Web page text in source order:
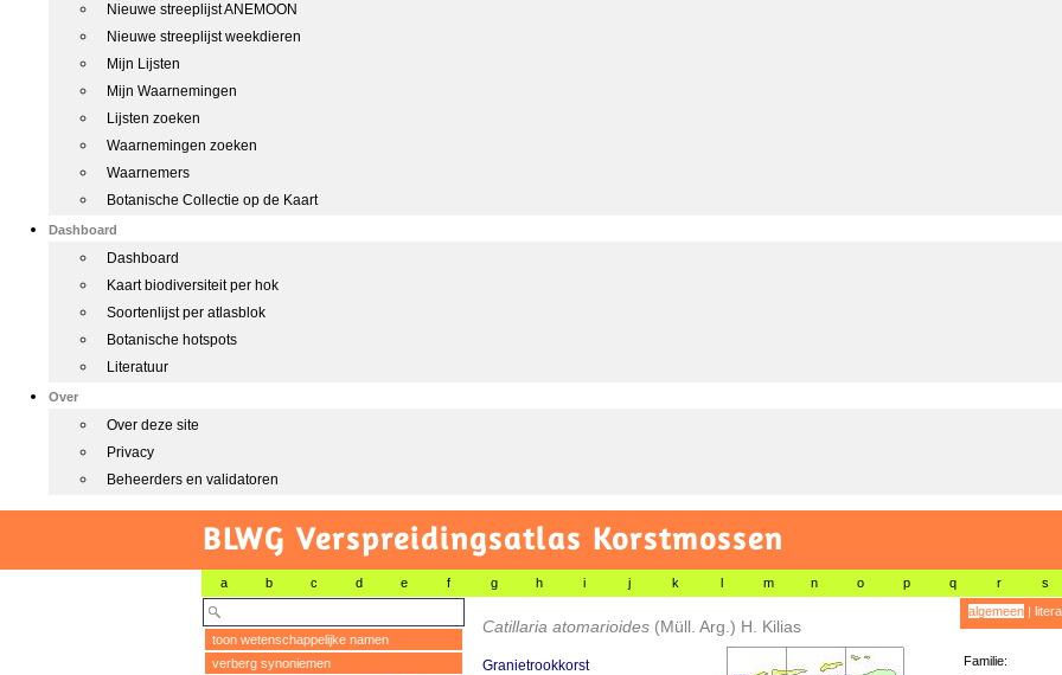
Nieuwe streeplijst ANEMOON
Nieuwe streeplijst weekdieren
Mijn Lijsten
Mijn Waarnemingen
Lijsten zoeken
Waarnemingen zoeken
Waarnemers
Botanische Collectie op de Kaart
Dashboard
Dashboard
Kaart biodiversiteit per hok
Soortenlijst per atlasblok
Botanische hotspots
Literatuur
Over
Over deze site
Privacy
Beheerders en validatoren
BLWG Verspreidingsatlas Korstmossen
a b c d e f g h i j k l m n o p q r s
toon wetenschappelijke namen
verberg synoniemen
Catillaria atomarioides (Müll. Arg.) H. Kilias
Granietrookkorst
algemeen|
Familie: